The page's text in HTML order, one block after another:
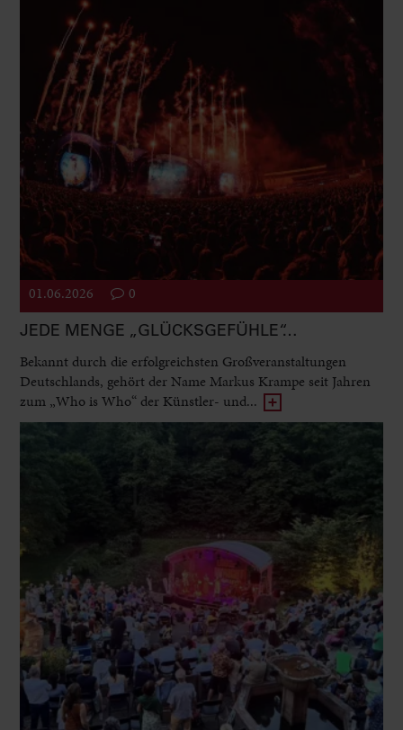
01.06.2026 0
JEDE MENGE „GLÜCKSGEFÜHLE“…
Bekannt durch die erfolgreichsten Großveranstaltungen
Deutschlands, gehört der Name Markus Krampe seit Jahren
zum „Who is Who“ der Künstler- und...